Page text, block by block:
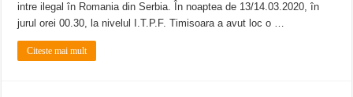
intre ilegal în Romania din Serbia. În noaptea de 13/14.03.2020, în
jurul orei 00.30, la nivelul I.T.P.F. Timisoara a avut loc o …
Citeste mai mult